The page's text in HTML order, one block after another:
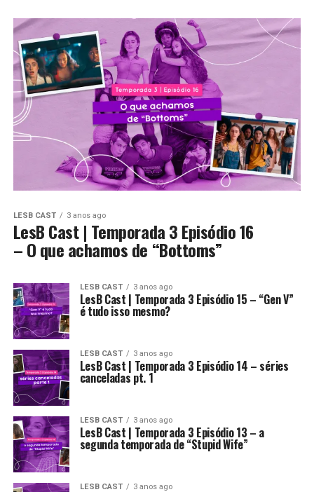
LESB CAST 3 anos ago
LesB Cast | Temporada 3 Episódio 16
– O que achamos de “Bottoms”
LESB CAST 3 anos ago
LesB Cast | Temporada 3 Episódio 15 – “Gen V”
é tudo isso mesmo?
LESB CAST 3 anos ago
LesB Cast | Temporada 3 Episódio 14 – séries
canceladas pt. 1
LESB CAST 3 anos ago
LesB Cast | Temporada 3 Episódio 13 – a
segunda temporada de “Stupid Wife”
LESB CAST 3 anos ago